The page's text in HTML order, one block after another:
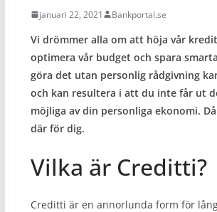
januari 22, 2021 Bankportal.se
Vi drömmer alla om att höja vår
optimera vår budget och spara
göra det utan personlig rådgivning
och kan resultera i att du inte får ut
möjliga av din personliga ekonomi.
där för dig.
Vilka är Creditti?
Creditti är en annorlunda form för